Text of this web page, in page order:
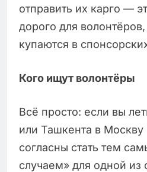
отправить их карго —
дорого для
купаются в
Кого ищут волонтёры
Всё просто: если вы
или Ташкента в Москву
согласны стать тем
случаем» для одной из